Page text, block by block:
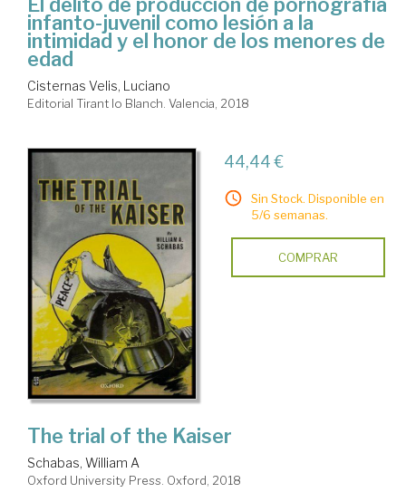
infanto-juvenil como lesión a la
intimidad y el honor de los menores de
edad
Cisternas Velis, Luciano
Editorial Tirant lo Blanch. Valencia, 2018
44,44 €
Sin Stock. Disponible en
5/6 semanas.
COMPRAR
The trial of the Kaiser
Schabas, William A
Oxford University Press. Oxford, 2018